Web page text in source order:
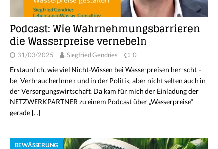
Podcast: Wie Wahrnehmungsbarrieren
die Wasserpreise vernebeln
31/03/2025 Siegfried Gendries 0
Erstaunlich, wie viel Nicht-Wissen bei Wasserpreisen herrscht –
bei VerbraucherInnen und in der Politik, aber nicht selten auch in
der Versorgungswirtschaft. Da kam für mich der Einladung der
NETZWERKPARTNER zu einem Podcast über „Wasserpreise“
gerade […]
BEWÄSSERUNG